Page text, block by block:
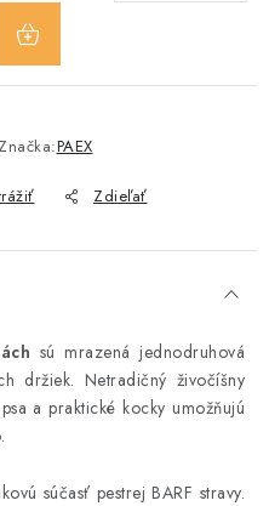
Značka:PAEX
Zdieľať
sú mrazená jednodruhová
držiek. Netradičný živočíšny
a praktické kocky umožňujú
súčasť pestrej BARF stravy.